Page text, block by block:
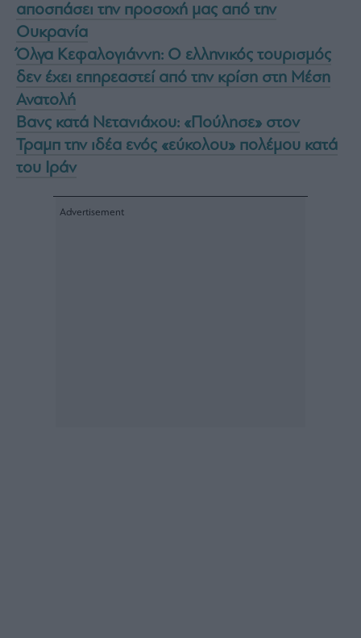
αποσπάσει την προσοχή μας από την
Ουκρανία
Όλγα Κεφαλογιάννη: Ο ελληνικός τουρισμός
δεν έχει επηρεαστεί από την κρίση στη Μέση
Ανατολή
Βανς κατά Νετανιάχου: «Πούλησε» στον
Τραμπ την ιδέα ενός «εύκολου» πολέμου κατά
του Ιράν